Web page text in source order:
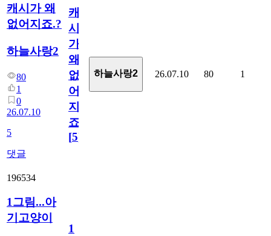
캐시가 왜
없어지죠.?
하늘사랑2
80
1
0
26.07.10
5
댓글
캐
시
가
왜
없
어
지
죠.?
[5]
하늘사랑2 26.07.10 80 1
196534
1그림...아
기고양이
1